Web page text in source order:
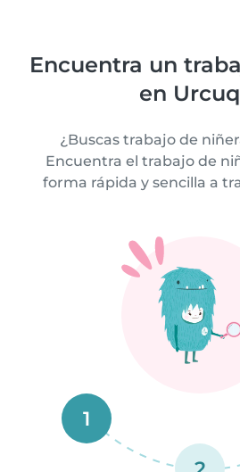
Encuentra un
en
¿Buscas trabajo de
Encuentra el trabajo de
forma rápida y sencilla a
1